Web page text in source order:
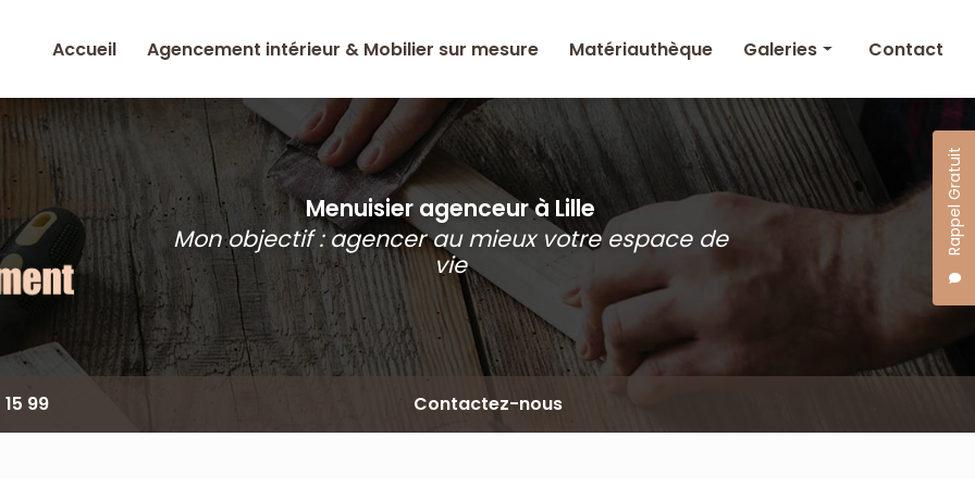
Rappel Gratuit
Accueil
Agencement intérieur & Mobilier sur mesure Matériauthèque Galeries
Agencement intérieur
& Mobilier sur mesure
Matériauthèque
Contact
Menuisier agenceur à Lille
Mon objectif : agencer au mieux votre espace de
vie
99 Contactez-nous